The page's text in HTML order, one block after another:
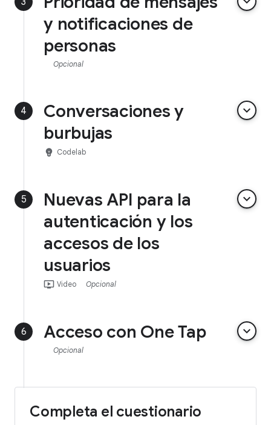
y notificaciones de
personas
Opcional
4
Conversaciones y
burbujas
keyboard_arrow_down
emoji_objects Codelab
5
Nuevas API para la
autenticación y los
accesos de los
usuarios
keyboard_arrow_down
ondemand_video Video Opcional
6 Acceso con One Tap keyboard_arrow_down
Opcional
Completa el cuestionario